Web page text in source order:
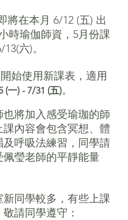
將在本月 6/12 (五) 出
時瑜伽師資，5月份課
六)。
始使用新課表，適用
(一) - 7/31 (五)。
將加入感受瑜珈的師
課內容會包含冥想、體
及呼吸法練習，同學請
佩瑩老師的平靜能量
同學較多，有些上課
請同學遵守：